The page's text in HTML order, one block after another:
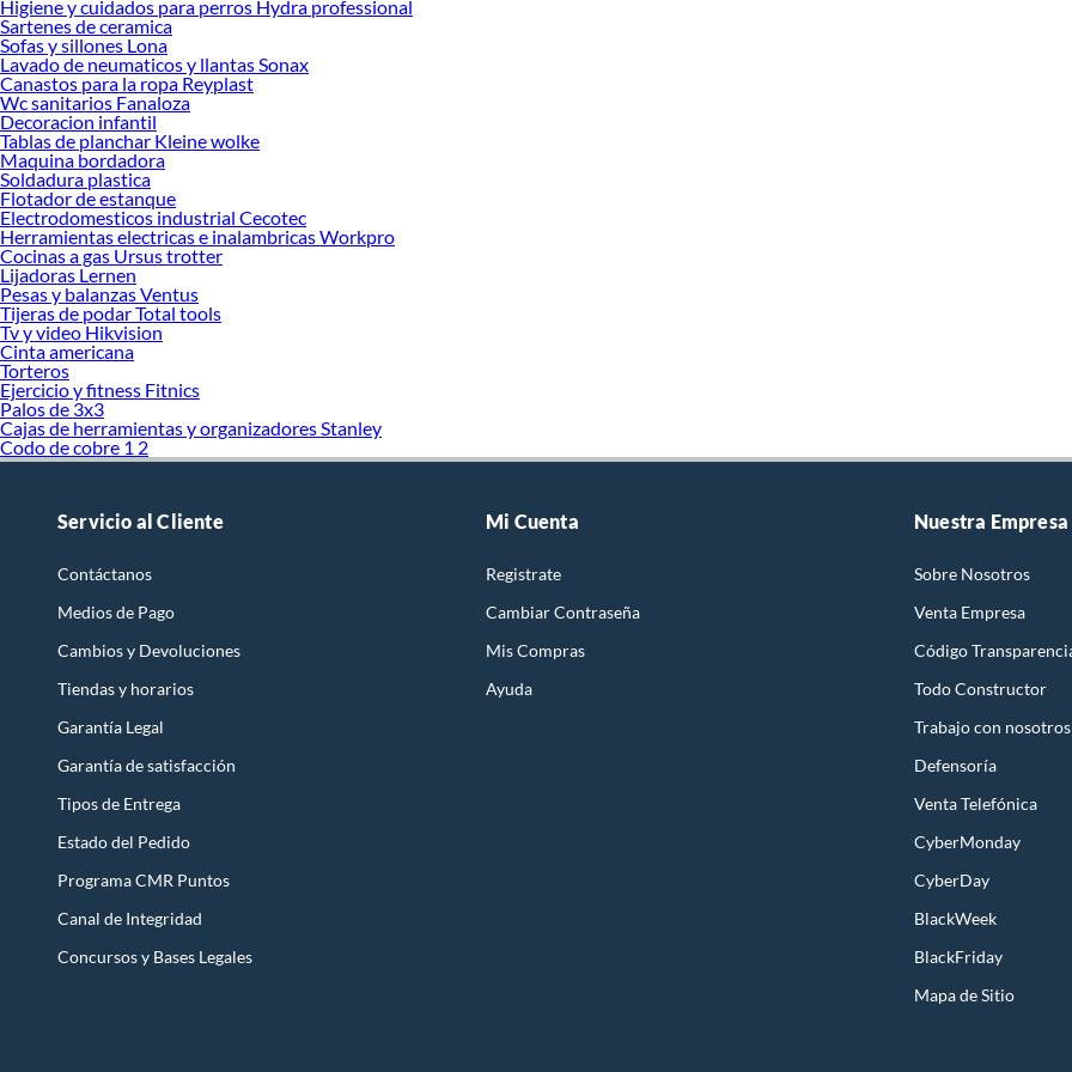
Higiene y cuidados para perros Hydra professional
Sartenes de ceramica
Sofas y sillones Lona
Lavado de neumaticos y llantas Sonax
Canastos para la ropa Reyplast
Wc sanitarios Fanaloza
Decoracion infantil
Tablas de planchar Kleine wolke
Maquina bordadora
Soldadura plastica
Flotador de estanque
Electrodomesticos industrial Cecotec
Herramientas electricas e inalambricas Workpro
Cocinas a gas Ursus trotter
Lijadoras Lernen
Pesas y balanzas Ventus
Tijeras de podar Total tools
Tv y video Hikvision
Cinta americana
Torteros
Ejercicio y fitness Fitnics
Palos de 3x3
Cajas de herramientas y organizadores Stanley
Codo de cobre 1 2
Servicio al Cliente
Contáctanos
Medios de Pago
Cambios y Devoluciones
Tiendas y horarios
Garantía Legal
Garantía de satisfacción
Tipos de Entrega
Estado del Pedido
Programa CMR Puntos
Canal de Integridad
Concursos y Bases Legales
Mi Cuenta
Registrate
Cambiar Contraseña
Mis Compras
Ayuda
Nuestra Empresa
Sobre Nosotros
Venta Empresa
Código
Todo Constructor
Trabajo con nosotros
Defensoría
Venta Telefónica
CyberMonday
CyberDay
BlackWeek
BlackFriday
Mapa de Sitio